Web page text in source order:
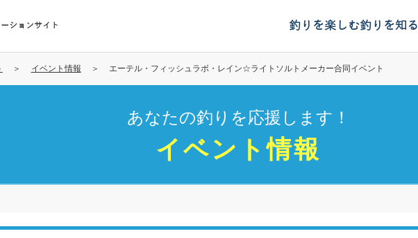
ションサイト 釣りを楽しむ釣りを知る
イベント情報 エーテル・フィッシュラボ・レイン☆ライトソルトメーカー合同イベント
あなたの釣りを応援します！
イベント情報